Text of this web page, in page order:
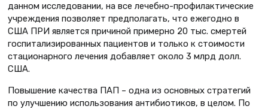
данном исследовании, на все лечебно-профилактические
учреждения позволяет предполагать, что ежегодно в
США ПРИ является причиной примерно 20 тыс. смертей
госпитализированных пациентов и только к стоимости
стационарного лечения добавляет около 3 млрд долл.
США.
Повышение качества ПАП – одна из основных стратегий
по улучшению использования антибиотиков, в целом. По